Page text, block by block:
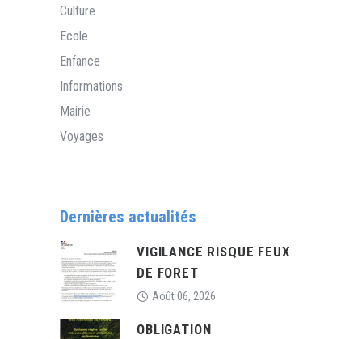
Culture
Ecole
Enfance
Informations
Mairie
Voyages
Dernières actualités
VIGILANCE RISQUE FEUX
DE FORET
Août 06, 2026
OBLIGATION